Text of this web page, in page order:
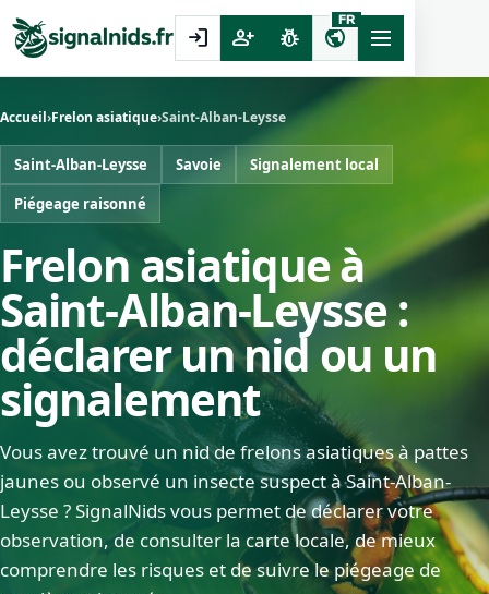
login person_add pest_control public
FR
Accueil›Frelon asiatique›Saint-Alban-Leysse
Saint-Alban-Leysse Savoie
Signalement local
Piégeage raisonné
Frelon asiatique à
Saint-Alban-Leysse :
déclarer un nid ou un
signalement
Vous avez trouvé un nid de frelons asiatiques à pattes
jaunes ou observé un insecte suspect à Saint-Alban-
Leysse ? SignalNids vous permet de déclarer votre
observation, de consulter la carte locale, de mieux
comprendre les risques et de suivre le piégeage de